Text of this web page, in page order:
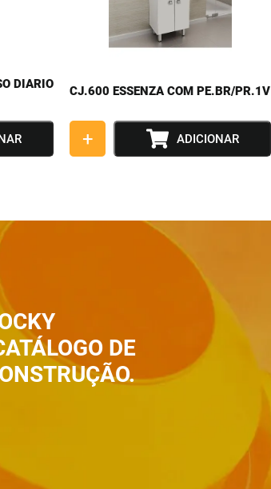
DIARIO
CJ.600 ESSENZA COM PE.BR/PR.1V
+ ADICIONAR
DE